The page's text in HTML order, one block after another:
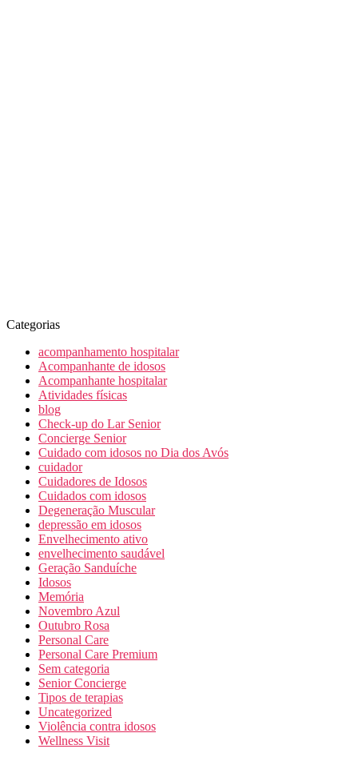
Categorias
acompanhamento hospitalar
Acompanhante de idosos
Acompanhante hospitalar
Atividades físicas
blog
Check-up do Lar Senior
Concierge Senior
Cuidado com idosos no Dia dos Avós
cuidador
Cuidadores de Idosos
Cuidados com idosos
Degeneração Muscular
depressão em idosos
Envelhecimento ativo
envelhecimento saudável
Geração Sanduíche
Idosos
Memória
Novembro Azul
Outubro Rosa
Personal Care
Personal Care Premium
Sem categoria
Senior Concierge
Tipos de terapias
Uncategorized
Violência contra idosos
Wellness Visit